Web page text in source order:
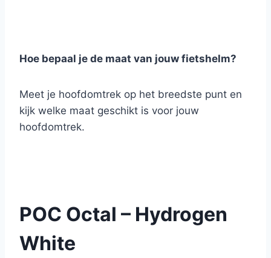
Hoe bepaal je de maat van jouw fietshelm?
Meet je hoofdomtrek op het breedste punt en
kijk welke maat geschikt is voor jouw
hoofdomtrek.
POC Octal – Hydrogen
White